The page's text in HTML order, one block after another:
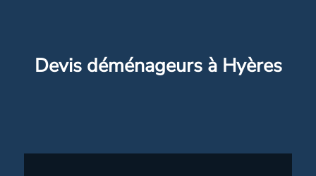
Devis déménageurs à Hyères